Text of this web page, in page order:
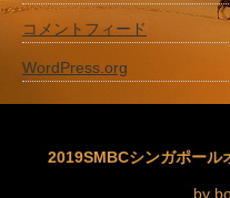
コメントフィード
WordPress.org
2019SMBCシンガポール
by